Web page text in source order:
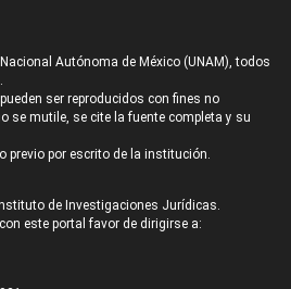
Autónoma de México (UNAM), todos
ser reproducidos con fines no
se mutile, se cite la fuente completa y su
previo por escrito de la institución.
de Investigaciones Jurídicas.
este portal favor de dirigirse a: